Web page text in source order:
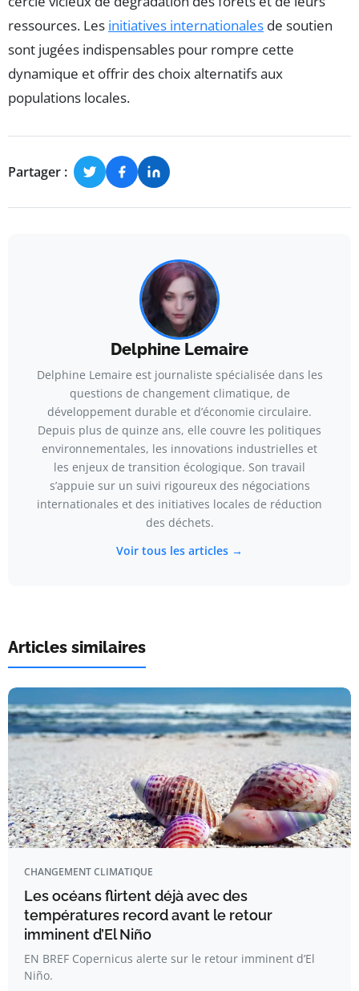
ressources. Les initiatives internationales de soutien
sont jugées indispensables pour rompre cette
dynamique et offrir des choix alternatifs aux
populations locales.
Partager :
Delphine Lemaire
Delphine Lemaire est journaliste spécialisée dans les
questions de changement climatique, de
développement durable et d’économie circulaire.
Depuis plus de quinze ans, elle couvre les politiques
environnementales, les innovations industrielles et
les enjeux de transition écologique. Son travail
s’appuie sur un suivi rigoureux des négociations
internationales et des initiatives locales de réduction
des déchets.
Voir tous les articles →
Articles similaires
CHANGEMENT CLIMATIQUE
Les océans flirtent déjà avec des
températures record avant le retour
imminent d’El Niño
EN BREF Copernicus alerte sur le retour imminent d’El
Niño.